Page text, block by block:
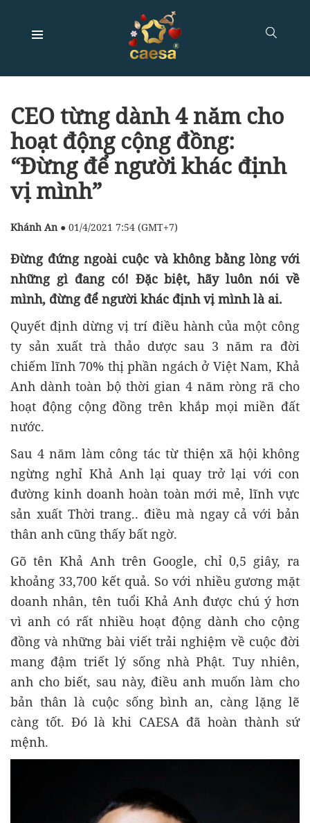
CEO từng dành 4 năm cho
hoạt động cộng đồng:
“Đừng để người khác định
vị mình”
Khánh An ● 01/4/2021 7:54 (GMT+7)
Đừng đứng ngoài cuộc và không bằng lòng với
những gì đang có! Đặc biệt, hãy luôn nói về
mình, đừng để người khác định vị mình là ai.
Quyết định dừng vị trí điều hành của một công
ty sản xuất trà thảo dược sau 3 năm ra đời
chiếm lĩnh 70% thị phần ngách ở Việt Nam, Khả
Anh dành toàn bộ thời gian 4 năm ròng rã cho
hoạt động cộng đồng trên khắp mọi miền đất
nước.
Sau 4 năm làm công tác từ thiện xã hội không
ngừng nghỉ Khả Anh lại quay trở lại với con
đường kinh doanh hoàn toàn mới mẻ, lĩnh vực
sản xuất Thời trang.. điều mà ngay cả với bản
thân anh cũng thấy bất ngờ.
Gõ tên Khả Anh trên Google, chỉ 0,5 giây, ra
khoảng 33,700 kết quả. So với nhiều gương mặt
doanh nhân, tên tuổi Khả Anh được chú ý hơn
vì anh có rất nhiều hoạt động dành cho cộng
đồng và những bài viết trải nghiệm về cuộc đời
mang đậm triết lý sống nhà Phật. Tuy nhiên,
anh cho biết, sau này, điều anh muốn làm cho
bản thân là cuộc sống bình an, càng lặng lẽ
càng tốt. Đó là khi CAESA đã hoàn thành sứ
mệnh.